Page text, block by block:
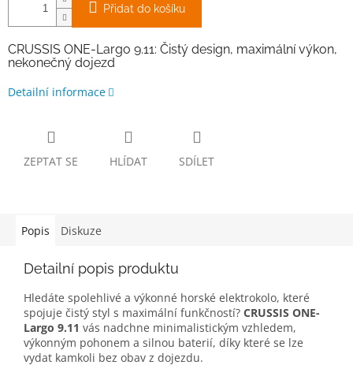
Přidat do košíku
CRUSSIS ONE-Largo 9.11: Čistý design, maximální výkon,
nekonečný dojezd
Detailní informace
ZEPTAT SE HLÍDAT SDÍLET
Popis Diskuze
Detailní popis produktu
Hledáte spolehlivé a výkonné horské elektrokolo, které
spojuje čistý styl s maximální funkčností? CRUSSIS ONE-
Largo 9.11 vás nadchne minimalistickým vzhledem,
výkonným pohonem a silnou baterií, díky které se lze
vydat kamkoli bez obav z dojezdu.